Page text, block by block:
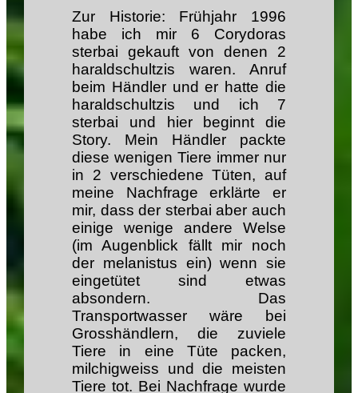
Zur Historie: Frühjahr 1996
habe ich mir 6 Corydoras
sterbai gekauft von denen 2
haraldschultzis waren. Anruf
beim Händler und er hatte die
haraldschultzis und ich 7
sterbai und hier beginnt die
Story. Mein Händler packte
diese wenigen Tiere immer nur
in 2 verschiedene Tüten, auf
meine Nachfrage erklärte er
mir, dass der sterbai aber auch
einige wenige andere Welse
(im Augenblick fällt mir noch
der melanistus ein) wenn sie
eingetütet sind etwas
absondern. Das
Transportwasser wäre bei
Grosshändlern, die zuviele
Tiere in eine Tüte packen,
milchigweiss und die meisten
Tiere tot. Bei Nachfrage wurde